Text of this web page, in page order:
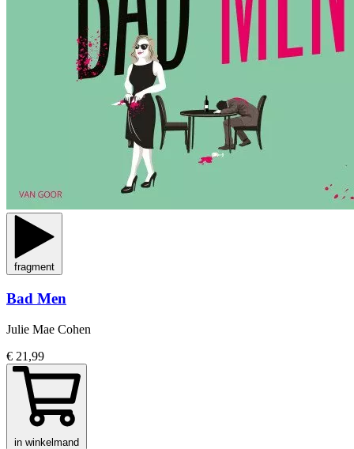
fragment
Bad Men
Julie Mae Cohen
€ 21,99
in winkelmand